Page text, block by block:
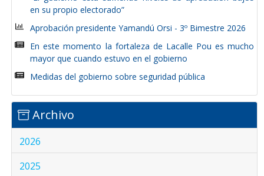
en su propio electorado”
Aprobación presidente Yamandú Orsi - 3º Bimestre 2026
En este momento la fortaleza de Lacalle Pou es mucho
mayor que cuando estuvo en el gobierno
Medidas del gobierno sobre seguridad pública
Archivo
2026
2025